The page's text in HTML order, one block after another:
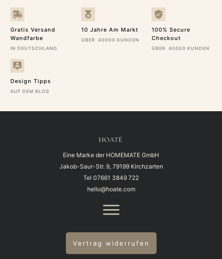
Gratis Versand
Wandfarbe
IN DEUTSCHLAND
10 Jahre Am Markt
ÜBER 40000 KUNDEN
100% Secure
Checkout
ÜBER 40000 KUNDEN
Design Tipps
AUF DEM BLOG
HOATÉ
Eine Marke der HOMEMATE GmbH
Jakob-Saur-Str. 9, 79199 Kirchzarten
Tel 07661 3849 722
hello@hoate.com
Vertrag widerrufen